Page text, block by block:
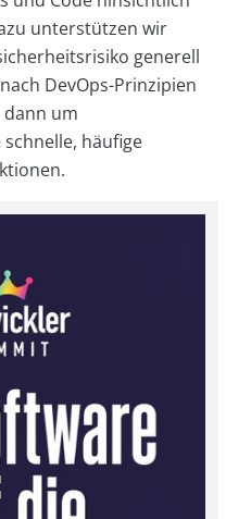
unterstützen wir
generell
DevOps-Prinzipien
dann um
häufige